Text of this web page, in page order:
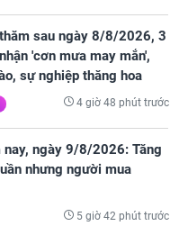
sau ngày 8/8/2026, 3
'cơn mưa may mắn',
sự nghiệp thăng hoa
4 giờ 48 phút trước
nay, ngày 9/8/2026: Tăng
nhưng người mua
5 giờ 42 phút trước